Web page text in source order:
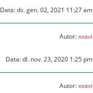
Data: ds. gen. 02, 2021 11:27 am
Autor:xxavi
Data: dl. nov. 23, 2020 1:25 pm
Autor:xxavi